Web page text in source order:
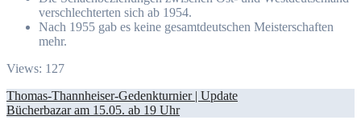
verschlechterten sich ab 1954. ​
Nach 1955 gab es keine gesamtdeutschen Meisterschaften
mehr.
Views: 127
Beitragsnavigation
Thomas-Thannheiser-Gedenkturnier | Update
Bücherbazar am 15.05. ab 19 Uhr